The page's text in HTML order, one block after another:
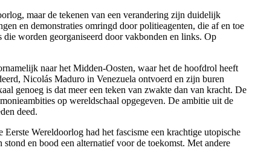
maar de tekenen van een verandering zijn duidelijk
en demonstraties omringd door politieagenten, die af en toe
die worden georganiseerd door vakbonden en links. Op
naar het Midden-Oosten, waar het de hoofdrol heeft
Nicolás Maduro in Venezuela ontvoerd en zijn buren
genoeg is dat meer een teken van zwakte dan van kracht. De
op wereldschaal opgegeven. De ambitie uit de
deed.
Wereldoorlog had het fascisme een krachtige utopische
en bood een alternatief voor de toekomst. Met andere